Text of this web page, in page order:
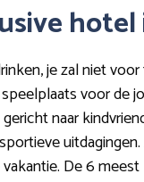
je zal niet
voor
naar
De 6